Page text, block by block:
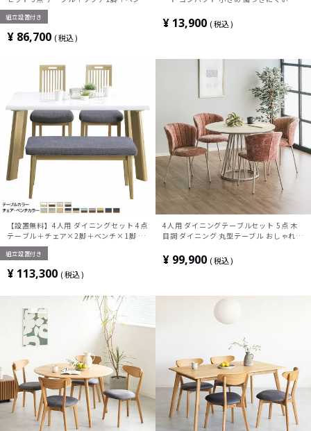
1脚 北欧 ナチュラルモダン スチール脚
組立設置付き
¥ 86,700 税込
ラウン (幅80cm テーブル×1 チェア×2)
¥ 13,900 税込
【設置無料】4人用 ダイニングセット 4点
テーブル＋チェア×2脚＋ベンチ×1脚 UV
塗装 北欧
組立設置付き
¥ 113,300 税込
4人用 ダイニングテーブルセット 5点 木
目調 ダイニング 丸型テーブル おしゃれ
ロー(幅100cm 丸テーブル×1 チェア
×4)
¥ 99,900 税込